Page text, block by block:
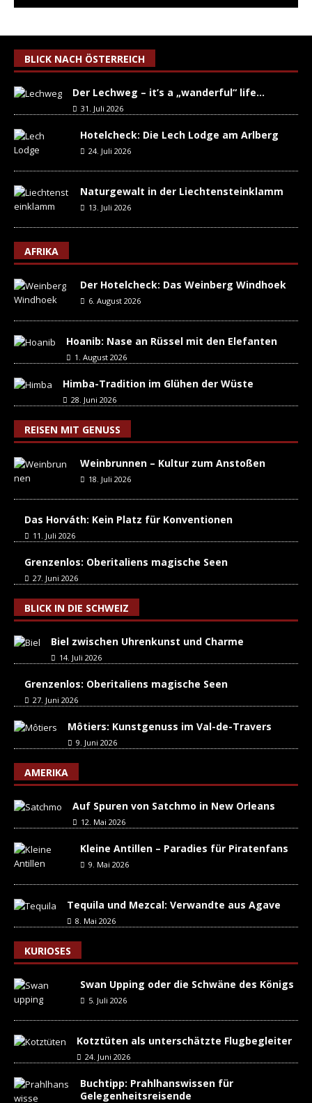
BLICK NACH ÖSTERREICH
Der Lechweg – it’s a „wanderful“ life…
31. Juli 2026
Hotelcheck: Die Lech Lodge am Arlberg
24. Juli 2026
Naturgewalt in der Liechtensteinklamm
13. Juli 2026
AFRIKA
Der Hotelcheck: Das Weinberg Windhoek
6. August 2026
Hoanib: Nase an Rüssel mit den Elefanten
1. August 2026
Himba-Tradition im Glühen der Wüste
28. Juni 2026
REISEN MIT GENUSS
Weinbrunnen – Kultur zum Anstoßen
18. Juli 2026
Das Horváth: Kein Platz für Konventionen
11. Juli 2026
Grenzenlos: Oberitaliens magische Seen
27. Juni 2026
BLICK IN DIE SCHWEIZ
Biel zwischen Uhrenkunst und Charme
14. Juli 2026
Grenzenlos: Oberitaliens magische Seen
27. Juni 2026
Môtiers: Kunstgenuss im Val-de-Travers
9. Juni 2026
AMERIKA
Auf Spuren von Satchmo in New Orleans
12. Mai 2026
Kleine Antillen – Paradies für Piratenfans
9. Mai 2026
Tequila und Mezcal: Verwandte aus Agave
8. Mai 2026
KURIOSES
Swan Upping oder die Schwäne des Königs
5. Juli 2026
Kotztüten als unterschätzte Flugbegleiter
24. Juni 2026
Buchtipp: Prahlhanswissen für
Gelegenheitsreisende